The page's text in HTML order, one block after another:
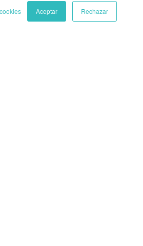
Aceptar Rechazar
y acabemos con una